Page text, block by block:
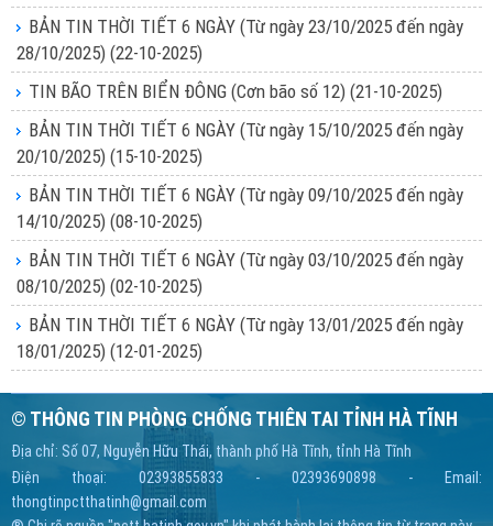
BẢN TIN THỜI TIẾT 6 NGÀY (Từ ngày 23/10/2025 đến ngày
28/10/2025) (22-10-2025)
TIN BÃO TRÊN BIỂN ĐÔNG (Cơn bão số 12) (21-10-2025)
BẢN TIN THỜI TIẾT 6 NGÀY (Từ ngày 15/10/2025 đến ngày
20/10/2025) (15-10-2025)
BẢN TIN THỜI TIẾT 6 NGÀY (Từ ngày 09/10/2025 đến ngày
14/10/2025) (08-10-2025)
BẢN TIN THỜI TIẾT 6 NGÀY (Từ ngày 03/10/2025 đến ngày
08/10/2025) (02-10-2025)
BẢN TIN THỜI TIẾT 6 NGÀY (Từ ngày 13/01/2025 đến ngày
18/01/2025) (12-01-2025)
© THÔNG TIN PHÒNG CHỐNG THIÊN TAI TỈNH HÀ TĨNH
Địa chỉ: Số 07, Nguyễn Hữu Thái, thành phố Hà Tĩnh, tỉnh Hà Tĩnh
Điện thoại: 02393855833 - 02393690898 - Email:
thongtinpctthatinh@gmail.com